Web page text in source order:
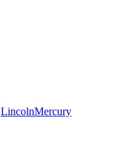
LincolnMercury